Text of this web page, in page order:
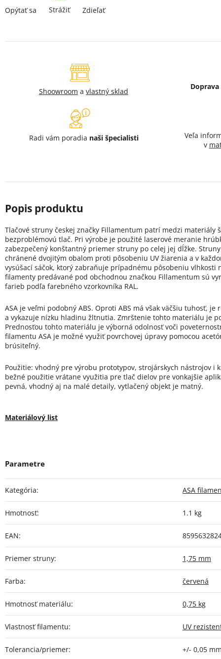
Opýtať sa Strážiť Zdieľať
Shoowroom a vlastný sklad
Radi vám poradia naši špecialisti
Veľa
v
Tlačové struny českej značky Fillamentum patrí medzi materiály
bezproblémovú tlač. Pri výrobe je použité laserové meranie
zabezpečený konštantný priemer struny po celej jej dĺžke.
chránené dvojitým obalom proti pôsobeniu UV žiarenia a v
vysúšací sáčok, ktorý zabraňuje prípadnému pôsobeniu vlhkosti
filamenty predávané pod obchodnou značkou Fillamentum sú
farieb podľa farebného vzorkovníka RAL.
ASA je veľmi podobný ABS. Oproti ABS má však väčšiu tuhosť, je
a vykazuje nízku hladinu žltnutia. Zmrštenie tohto materiálu je
Prednosťou tohto materiálu je výborná odolnosť voči
filamentu ASA je možné využiť povrchovej úpravy pomocou
brúsiteľný.
Použitie: vhodný pre výrobu prototypov, strojárskych nástrojov i
bežné použitie vrátane využitia pre tlač dielov pre vonkajšie
pevná, vhodný aj na malé detaily, vytlačený objekt je matný.
Materiálový list
Kategória: ASA
Hmotnosť: 1.1 kg
EAN:
Priemer struny: 1,75 mm
Farba: červená
Hmotnosť materiálu: 0,75 kg
Vlastnosť filamentu: UV
Tolerancia/priemer: +/- 0,05